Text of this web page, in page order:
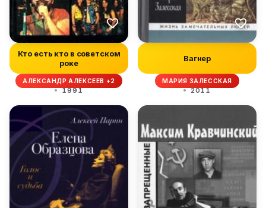
Кто есть кто в советском
роке
АЛЕКСАНДР АЛЕКСЕЕВ +2
1991
Вагнер
МАРИЯ ЗАЛЕССКАЯ
2011